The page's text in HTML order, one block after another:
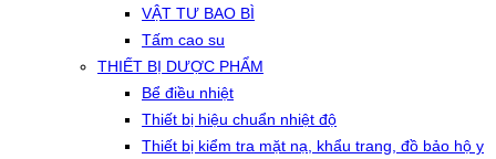
VẬT TƯ BAO BÌ
Tấm cao su
THIẾT BỊ DƯỢC PHẨM
Bể điều nhiệt
Thiết bị hiệu chuẩn nhiệt độ
Thiết bị kiểm tra mặt nạ, khẩu trang, đồ bảo hộ y